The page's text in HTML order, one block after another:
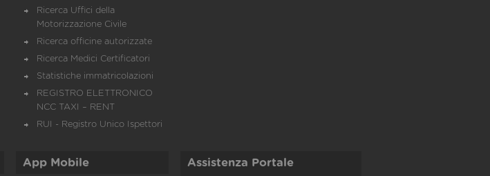
Ricerca Uffici della
Motorizzazione Civile
Ricerca officine autorizzate
Ricerca Medici Certificatori
Statistiche immatricolazioni
REGISTRO ELETTRONICO
NCC TAXI – RENT
RUI - Registro Unico Ispettori
App Mobile Assistenza Portale